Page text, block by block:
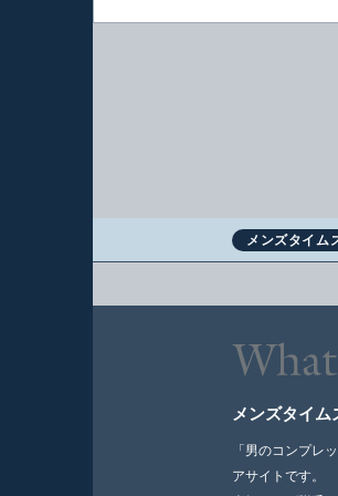
メンズタイム
メンズタイム
「男のコンプレ
アサイトです。